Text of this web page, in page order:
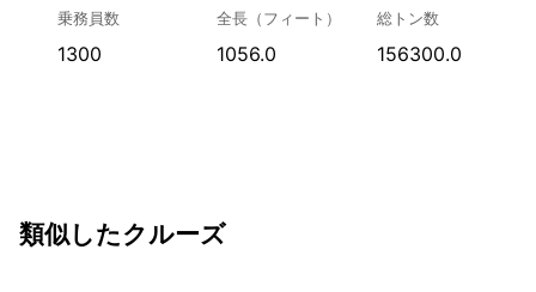
乗務員数
1300
全長（フィート）
1056.0
総トン数
156300.0
類似したクルーズ